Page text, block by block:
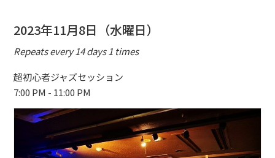
CONTACT
2023年11月8日（水曜日）
Repeats every 14 days 1 times
超初心者ジャズセッション
7:00 PM - 11:00 PM